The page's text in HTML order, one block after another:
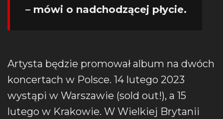
– mówi o nadchodzącej płycie.
Artysta będzie promował album na dwóch
koncertach w Polsce. 14 lutego 2023
wystąpi w Warszawie (sold out!), a 15
lutego w Krakowie. W Wielkiej Brytanii